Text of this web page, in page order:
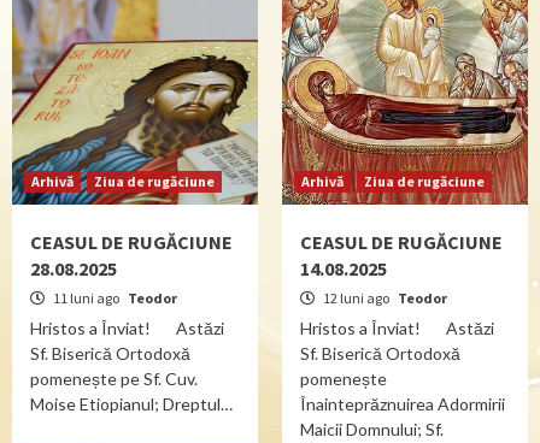
Arhivă Ziua de rugăciune
CEASUL DE RUGĂCIUNE
28.08.2025
11 luni ago Teodor
Hristos a Înviat! Astăzi
Sf. Biserică Ortodoxă
pomenește pe Sf. Cuv.
Moise Etiopianul; Dreptul…
Arhivă Ziua de rugăciune
CEASUL DE RUGĂCIUNE
14.08.2025
12 luni ago Teodor
Hristos a Înviat! Astăzi
Sf. Biserică Ortodoxă
pomenește
Înainteprăznuirea Adormirii
Maicii Domnului; Sf.